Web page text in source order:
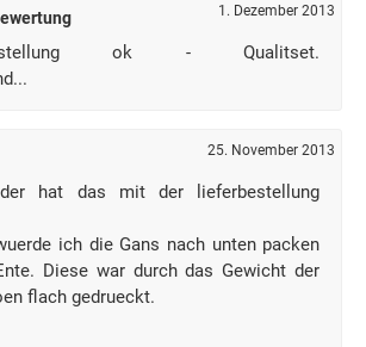
1. Dezember 2013
ok - Qualitset.
25. November 2013
hat das mit der lieferbestellung
ich die Gans nach unten packen
Diese war durch das Gewicht der
flach gedrueckt.